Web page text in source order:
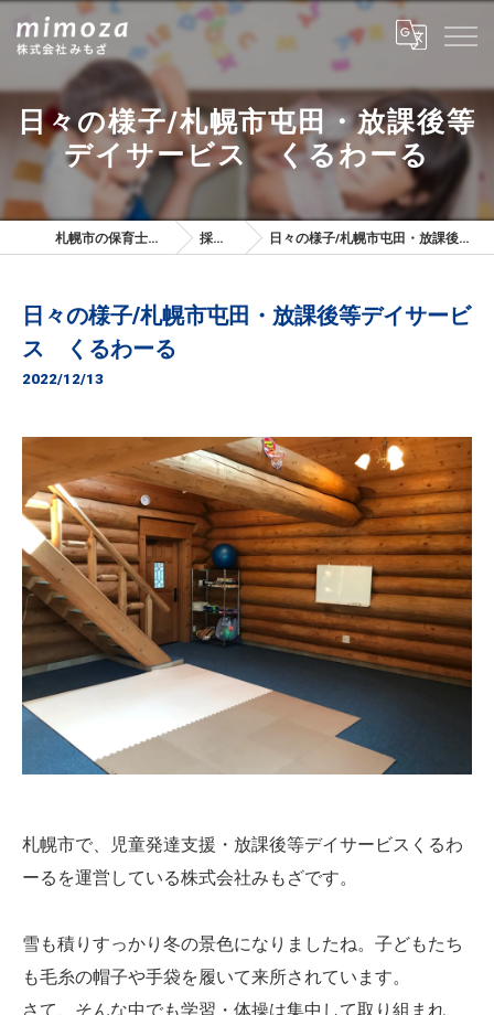
日々の様子/札幌市屯田・放課後等
デイサービス くるわーる
札幌市の保育士は株式会社みもざ 採用ブログ 日々の様子/札幌市屯田・放課後等デイサービス くるわーる
日々の様子/札幌市屯田・放課後等デイサービ
ス くるわーる
2022/12/13
札幌市で、児童発達支援・放課後等デイサービスくるわ
ーるを運営している株式会社みもざです。
雪も積りすっかり冬の景色になりましたね。子どもたち
も毛糸の帽子や手袋を履いて来所されています。
さて、そんな中でも学習・体操は集中して取り組まれ、